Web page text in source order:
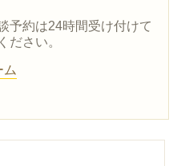
予約は24時間受け付けて
ださい。
ム